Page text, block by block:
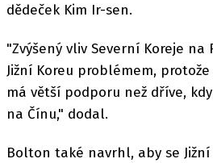
dědeček Kim Ir-sen.
"Zvýšený vliv Severní Koreje na
Jižní Koreu problémem,
má větší podporu než dříve,
na Čínu," dodal.
Bolton také navrhl, aby se